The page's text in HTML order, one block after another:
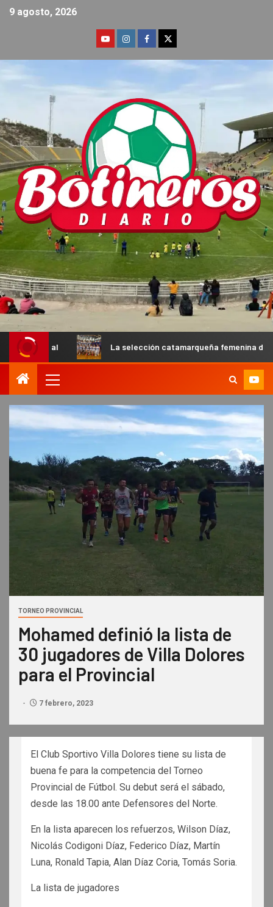
9 agosto, 2026
La selección catamarqueña femenina de básquet U13
TORNEO PROVINCIAL
Mohamed definió la lista de
30 jugadores de Villa Dolores
para el Provincial
7 febrero, 2023
El Club Sportivo Villa Dolores tiene su lista de
buena fe para la competencia del Torneo
Provincial de Fútbol. Su debut será el sábado,
desde las 18.00 ante Defensores del Norte.
En la lista aparecen los refuerzos, Wilson Díaz,
Nicolás Codigoni Díaz, Federico Díaz, Martín
Luna, Ronald Tapia, Alan Díaz Coria, Tomás Soria.
La lista de jugadores